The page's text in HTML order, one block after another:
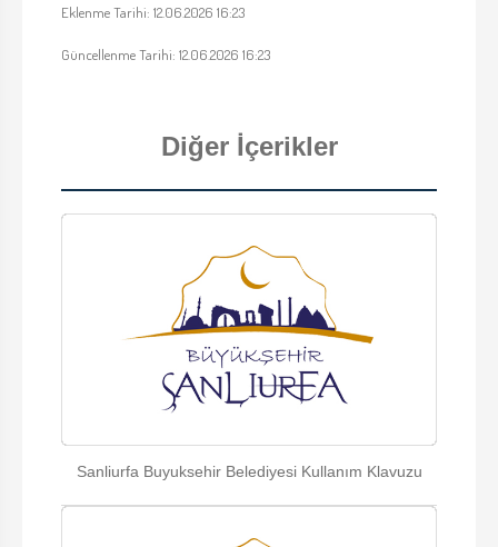
Eklenme Tarihi: 12.06.2026 16:23
Güncellenme Tarihi: 12.06.2026 16:23
Diğer İçerikler
Sanliurfa Buyuksehir Belediyesi Kullanım Klavuzu